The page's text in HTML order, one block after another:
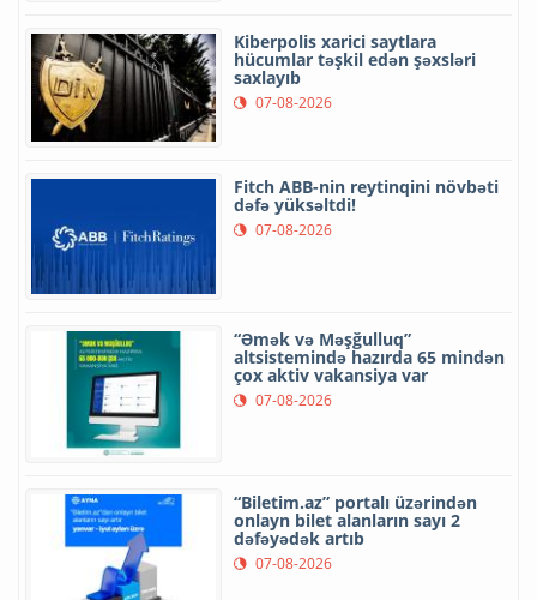
Kiberpolis xarici saytlara
hücumlar təşkil edən şəxsləri
saxlayıb
07-08-2026
Fitch ABB-nin reytinqini növbəti
dəfə yüksəltdi!
07-08-2026
“Əmək və Məşğulluq”
altsistemində hazırda 65 mindən
çox aktiv vakansiya var
07-08-2026
“Biletim.az” portalı üzərindən
onlayn bilet alanların sayı 2
dəfəyədək artıb
07-08-2026